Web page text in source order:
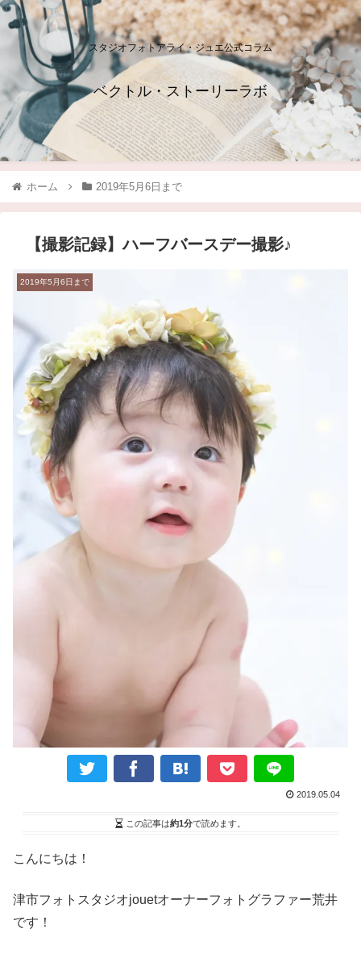
スタジオフォトアライ・ジュエ公式コラム
ベクトル・ストーリーラボ
ホーム 2019年5月6日まで
【撮影記録】ハーフバースデー撮影♪
2019年5月6日まで
2019.05.04
この記事は約1分で読めます。
こんにちは！
津市フォトスタジオjouetオーナーフォトグラファー荒井
です！